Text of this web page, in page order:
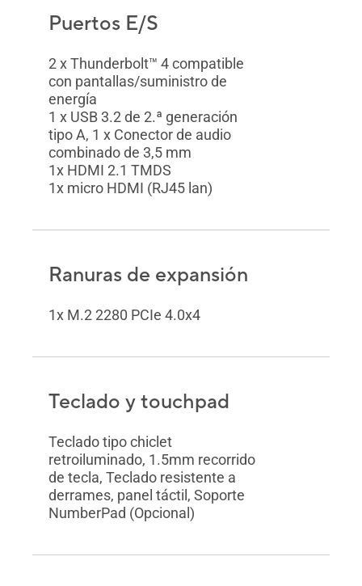
Puertos E/S
2 x Thunderbolt™ 4 compatible
con pantallas/suministro de
energía
1 x USB 3.2 de 2.ª generación
tipo A, 1 x Conector de audio
combinado de 3,5 mm
1x HDMI 2.1 TMDS
1x micro HDMI (RJ45 lan)
Ranuras de expansión
1x M.2 2280 PCIe 4.0x4
Teclado y touchpad
Teclado tipo chiclet
retroiluminado, 1.5mm recorrido
de tecla, Teclado resistente a
derrames, panel táctil, Soporte
NumberPad (Opcional)